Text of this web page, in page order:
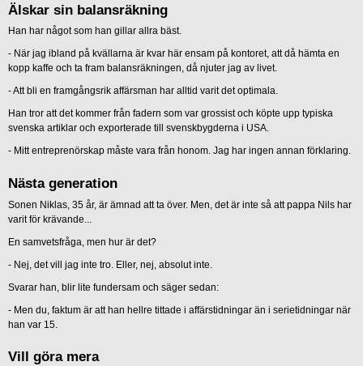
Älskar sin balansräkning
Han har något som han gillar allra bäst.
- När jag ibland på kvällarna är kvar här ensam på kontoret, att då hämta en
kopp kaffe och ta fram balansräkningen, då njuter jag av livet.
- Att bli en framgångsrik affärsman har alltid varit det optimala.
Han tror att det kommer från fadern som var grossist och köpte upp typiska
svenska artiklar och exporterade till svenskbygderna i USA.
- Mitt entreprenörskap måste vara från honom. Jag har ingen annan förklaring.
Nästa generation
Sonen Niklas, 35 år, är ämnad att ta över. Men, det är inte så att pappa Nils har
varit för krävande...
En samvetsfråga, men hur är det?
- Nej, det vill jag inte tro. Eller, nej, absolut inte.
Svarar han, blir lite fundersam och säger sedan:
- Men du, faktum är att han hellre tittade i affärstidningar än i serietidningar när
han var 15.
Vill göra mera